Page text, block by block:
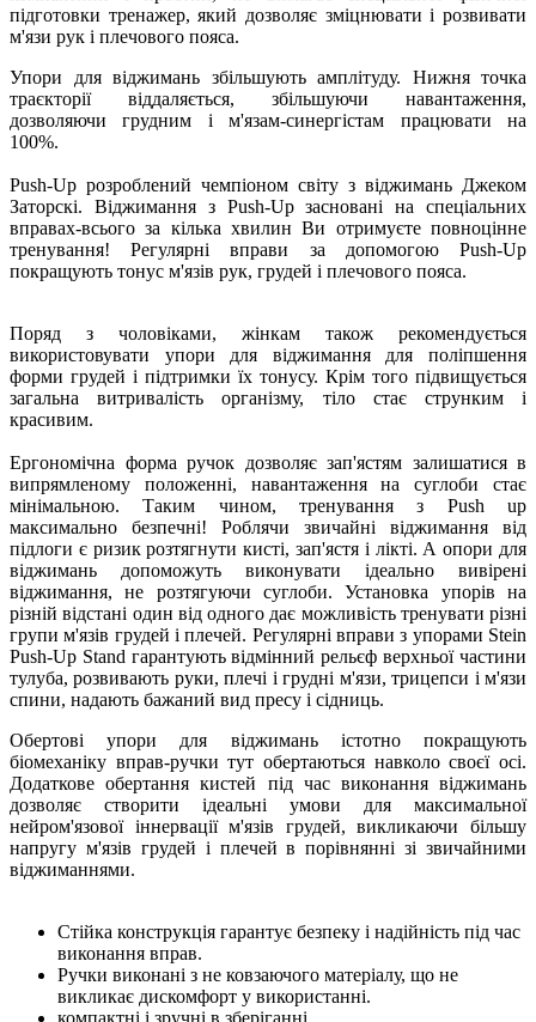
підготовки тренажер, який дозволяє зміцнювати і розвивати
м'язи рук і плечового пояса.
Упори для віджимань збільшують амплітуду. Нижня точка
траєкторії віддаляється, збільшуючи навантаження,
дозволяючи грудним і м'язам-синергістам працювати на
100%.
Push-Up розроблений чемпіоном світу з віджимань Джеком
Заторскі. Віджимання з Push-Up засновані на спеціальних
вправах-всього за кілька хвилин Ви отримуєте повноцінне
тренування! Регулярні вправи за допомогою Push-Up
покращують тонус м'язів рук, грудей і плечового пояса.
Поряд з чоловіками, жінкам також рекомендується
використовувати упори для віджимання для поліпшення
форми грудей і підтримки їх тонусу. Крім того підвищується
загальна витривалість організму, тіло стає струнким і
красивим.
Ергономічна форма ручок дозволяє зап'ястям залишатися в
випрямленому положенні, навантаження на суглоби стає
мінімальною. Таким чином, тренування з Push up
максимально безпечні! Роблячи звичайні віджимання від
підлоги є ризик розтягнути кисті, зап'ястя і лікті. А опори для
віджимань допоможуть виконувати ідеально вивірені
віджимання, не розтягуючи суглоби. Установка упорів на
різній відстані один від одного дає можливість тренувати різні
групи м'язів грудей і плечей. Регулярні вправи з упорами Stein
Push-Up Stand гарантують відмінний рельєф верхньої частини
тулуба, розвивають руки, плечі і грудні м'язи, трицепси і м'язи
спини, надають бажаний вид пресу і сідниць.
Обертові упори для віджимань істотно покращують
біомеханіку вправ-ручки тут обертаються навколо своєї осі.
Додаткове обертання кистей під час виконання віджимань
дозволяє створити ідеальні умови для максимальної
нейром'язової іннервації м'язів грудей, викликаючи більшу
напругу м'язів грудей і плечей в порівнянні зі звичайними
віджиманнями.
Стійка конструкція гарантує безпеку і надійність під час
виконання вправ.
Ручки виконані з не ковзаючого матеріалу, що не
викликає дискомфорт у використанні.
компактні і зручні в зберіганні.